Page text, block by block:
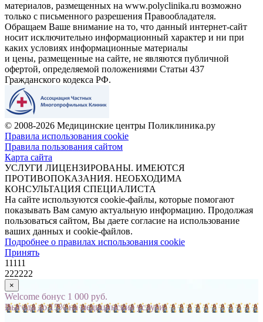
материалов, размещенных на www.polyclinika.ru возможно
только с письменного разрешения Правообладателя.
Обращаем Ваше внимание на то, что данный интернет-сайт
носит исключительно информационный характер и ни при
каких условиях информационные материалы
и цены, размещенные на сайте, не являются публичной
офертой, определяемой положениями Статьи 437
Гражданского кодекса РФ.
© 2008-2026 Медицинские центры Поликлиника.ру
Правила использования cookie
Правила пользования сайтом
Карта сайта
УСЛУГИ ЛИЦЕНЗИРОВАНЫ. ИМЕЮТСЯ
ПРОТИВОПОКАЗАНИЯ. НЕОБХОДИМА
КОНСУЛЬТАЦИЯ СПЕЦИАЛИСТА
На сайте используются cookie-файлы, которые помогают
показывать Вам самую актуальную информацию. Продолжая
пользоваться сайтом, Вы даете согласие на использование
ваших данных и cookie-файлов.
Подробнее о правилах использования cookie
Принять
11111
222222
×
Welcome бонус 1 000 руб.
Выгода до 15% на медицинские услуги